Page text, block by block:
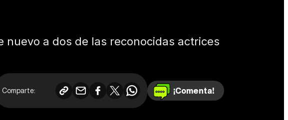
a dos de las reconocidas actrices
Comparte: ¡Comenta!